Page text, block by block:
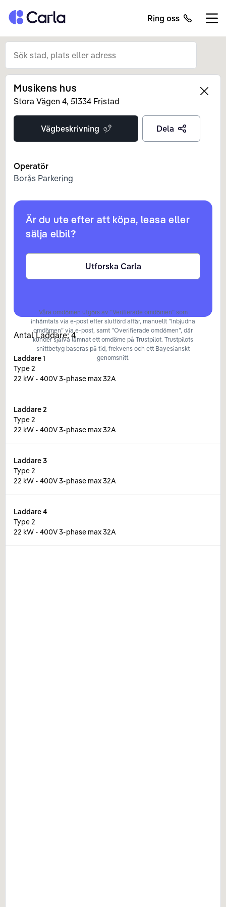
Tillbaka till startsidan Ring oss
Left
Musikens hus
Stora Vägen 4, 51334 Fristad
Vägbeskrivning Dela
Operatör
Borås Parkering
Är du ute efter att köpa, leasa eller
sälja elbil?
Utforska Carla
Våra omdömen utgörs av ”Verifierade omdömen” som
inhämtats via e-post efter slutförd affär, manuellt ”Inbjudna
omdömen” via e-post, samt ”Overifierade omdömen”, där
kunder själva lämnat ett omdöme på Trustpilot. Trustpilots
snittbetyg baseras på tid, frekvens och ett Bayesianskt
genomsnitt.
Antal Laddare:4
Laddare1
Type 2
22 kW - 400V 3-phase max 32A
Laddare2
Type 2
22 kW - 400V 3-phase max 32A
Laddare3
Type 2
22 kW - 400V 3-phase max 32A
Laddare4
Type 2
22 kW - 400V 3-phase max 32A